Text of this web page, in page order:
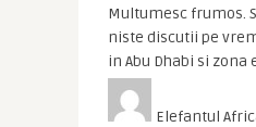
Multumesc frumos.
niste discutii pe
in Abu Dhabi si
Elefantul